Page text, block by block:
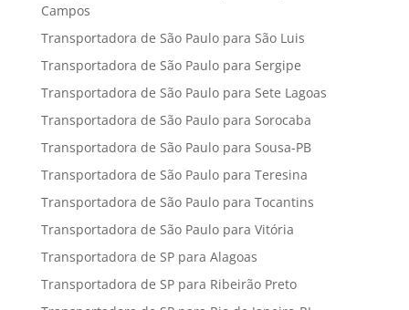
Campos
Transportadora de São Paulo para São Luis
Transportadora de São Paulo para Sergipe
Transportadora de São Paulo para Sete Lagoas
Transportadora de São Paulo para Sorocaba
Transportadora de São Paulo para Sousa-PB
Transportadora de São Paulo para Teresina
Transportadora de São Paulo para Tocantins
Transportadora de São Paulo para Vitória
Transportadora de SP para Alagoas
Transportadora de SP para Ribeirão Preto